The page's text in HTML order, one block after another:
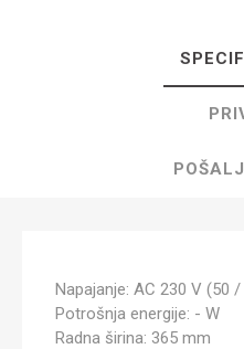
Napajanje: AC 230 V (50
Potrošnja energije: - W
Radna širina: 365 mm